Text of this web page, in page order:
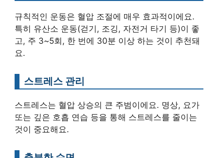
규칙적인 운동은 혈압 조절에 매우 효과적이에요.
특히 유산소 운동(걷기, 조깅, 자전거 타기 등)이 좋
고, 주 3~5회, 한 번에 30분 이상 하는 것이 추천돼
요.
스트레스 관리
스트레스는 혈압 상승의 큰 주범이에요. 명상, 요가
또는 깊은 호흡 연습 등을 통해 스트레스를 줄이는
것이 중요해요.